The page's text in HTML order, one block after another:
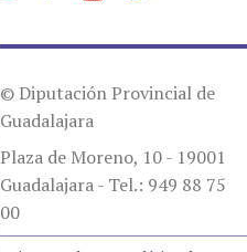
© Diputación Provincial de
Guadalajara
Plaza de Moreno, 10 - 19001
Guadalajara - Tel.: 949 88 75
00